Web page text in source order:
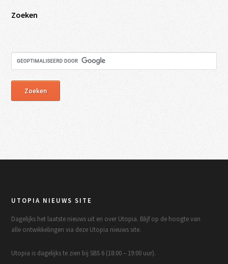
Zoeken
UTOPIA NIEUWS SITE
Dagelijks het laatste nieuws uit en over Utopia. Blijf op de hoogte van
alle ontwikkelingen via deze Utopia nieuws site.
Utopia is dagelijks te zien bij SBS 6 (18:00 – 19:00 uur).